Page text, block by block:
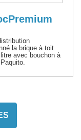
la brique à toit
avec bouchon à